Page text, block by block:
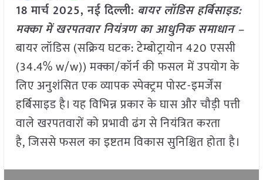
18 मार्च 2025, नई दिल्ली: बायर लॉडिस हर्बिसाइड:
मक्का में खरपतवार नियंत्रण का आधुनिक समाधान –
बायर लॉडिस (सक्रिय घटक: टेम्बोट्रायोन 420 एससी
(34.4% w/w)) मक्का/कॉर्न की फसल में उपयोग के
लिए अनुशंसित एक व्यापक स्पेक्ट्रम पोस्ट-इमर्जेंस
हर्बिसाइड है। यह विभिन्न प्रकार के घास और चौड़ी पत्ती
वाले खरपतवारों को प्रभावी ढंग से नियंत्रित करता
है, जिससे फसल का इष्टतम विकास सुनिश्चित होता है।